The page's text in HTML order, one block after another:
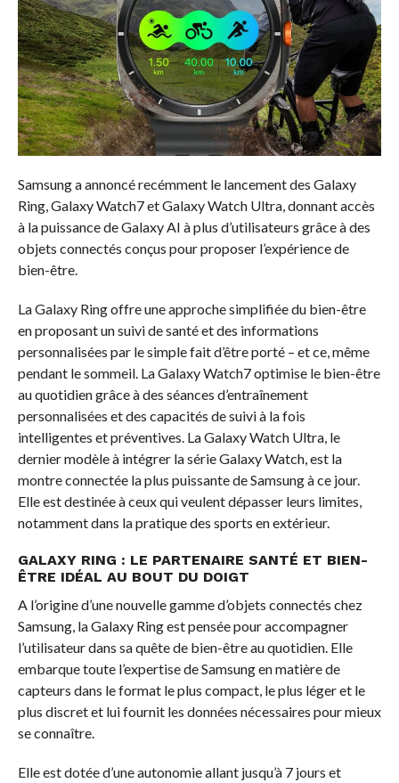
Samsung a annoncé recémment le lancement des Galaxy
Ring, Galaxy Watch7 et Galaxy Watch Ultra, donnant accès
à la puissance de Galaxy AI à plus d’utilisateurs grâce à des
objets connectés conçus pour proposer l’expérience de
bien-être.
La Galaxy Ring offre une approche simplifiée du bien-être
en proposant un suivi de santé et des informations
personnalisées par le simple fait d’être porté – et ce, même
pendant le sommeil. La Galaxy Watch7 optimise le bien-être
au quotidien grâce à des séances d’entraînement
personnalisées et des capacités de suivi à la fois
intelligentes et préventives. La Galaxy Watch Ultra, le
dernier modèle à intégrer la série Galaxy Watch, est la
montre connectée la plus puissante de Samsung à ce jour.
Elle est destinée à ceux qui veulent dépasser leurs limites,
notamment dans la pratique des sports en extérieur.
GALAXY RING : LE PARTENAIRE SANTÉ ET BIEN-
ÊTRE IDÉAL AU BOUT DU DOIGT
A l’origine d’une nouvelle gamme d’objets connectés chez
Samsung, la Galaxy Ring est pensée pour accompagner
l’utilisateur dans sa quête de bien-être au quotidien. Elle
embarque toute l’expertise de Samsung en matière de
capteurs dans le format le plus compact, le plus léger et le
plus discret et lui fournit les données nécessaires pour mieux
se connaître.
Elle est dotée d’une autonomie allant jusqu’à 7 jours et